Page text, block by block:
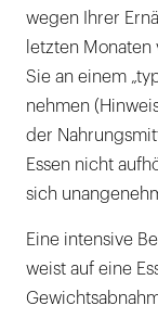
wegen Ihrer
letzten Monaten
Sie an einem
nehmen
der
Essen nicht
sich
Eine intensive
weist auf eine